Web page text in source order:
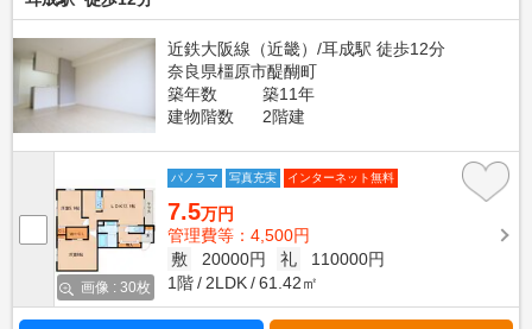
近鉄大阪線（近畿）/耳成駅 徒歩12分
奈良県橿原市醍醐町
築年数
築11年
建物階数
2階建
画像 : 30枚
パノラマ 写真充実 インターネット無料
7.5万円
管理費等：4,500円
敷
20000円 礼
110000円
1階
2LDK 61.42㎡